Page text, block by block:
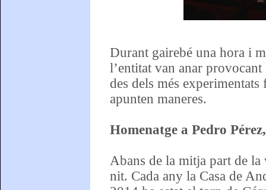
Durant gairebé una hora i
l’entitat van anar
des dels més
apunten maneres.
Homenatge a Pedro
Abans de la mitja part de la
nit. Cada any la Casa de